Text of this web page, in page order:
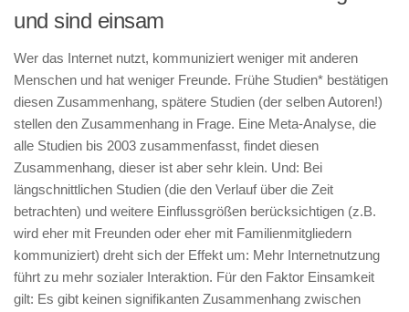
und sind einsam
Wer das Internet nutzt, kommuniziert weniger mit anderen
Menschen und hat weniger Freunde. Frühe Studien* bestätigen
diesen Zusammenhang, spätere Studien (der selben Autoren!)
stellen den Zusammenhang in Frage. Eine Meta-Analyse, die
alle Studien bis 2003 zusammenfasst, findet diesen
Zusammenhang, dieser ist aber sehr klein. Und: Bei
längschnittlichen Studien (die den Verlauf über die Zeit
betrachten) und weitere Einflussgrößen berücksichtigen (z.B.
wird eher mit Freunden oder eher mit Familienmitgliedern
kommuniziert) dreht sich der Effekt um: Mehr Internetnutzung
führt zu mehr sozialer Interaktion. Für den Faktor Einsamkeit
gilt: Es gibt keinen signifikanten Zusammenhang zwischen